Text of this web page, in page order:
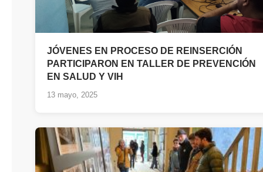
JÓVENES EN PROCESO DE REINSERCIÓN
PARTICIPARON EN TALLER DE PREVENCIÓN
EN SALUD Y VIH
13 mayo, 2025